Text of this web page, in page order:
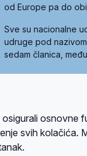
od Europe pa do
Sve su nacionalne
udruge pod
sedam članica,
osnovne
svih kolačića.